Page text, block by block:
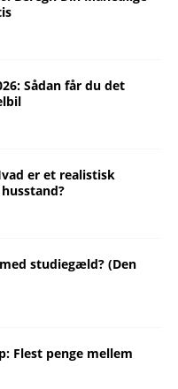
Sådan får du det
er et realistisk
studiegæld? (Den
Flest penge mellem